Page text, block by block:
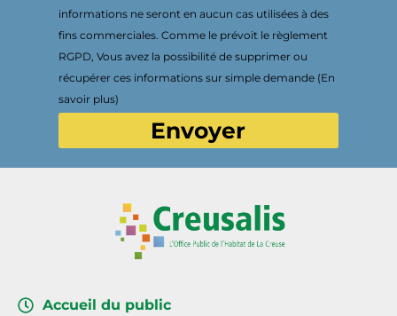
informations ne seront en aucun cas utilisées à des
fins commerciales. Comme le prévoit le règlement
RGPD, Vous avez la possibilité de supprimer ou
récupérer ces informations sur simple demande (En
savoir plus)
Envoyer
Accueil du public